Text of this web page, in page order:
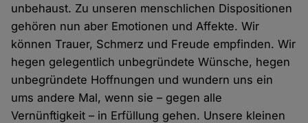
unbehaust. Zu unseren menschlichen Dispositionen
gehören nun aber Emotionen und Affekte. Wir
können Trauer, Schmerz und Freude empfinden. Wir
hegen gelegentlich unbegründete Wünsche, hegen
unbegründete Hoffnungen und wundern uns ein
ums andere Mal, wenn sie – gegen alle
Vernünftigkeit – in Erfüllung gehen. Unsere kleinen